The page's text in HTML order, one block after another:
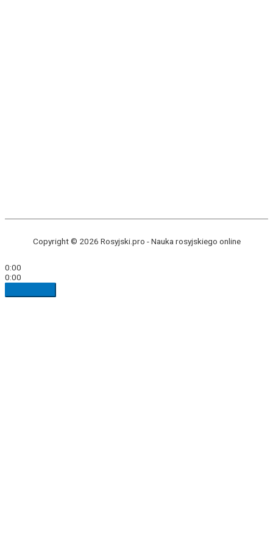
Copyright © 2026 Rosyjski.pro -Nauka rosyjskiego online
0:00
0:00